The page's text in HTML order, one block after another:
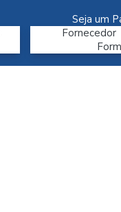
Seja um
Fornecedor